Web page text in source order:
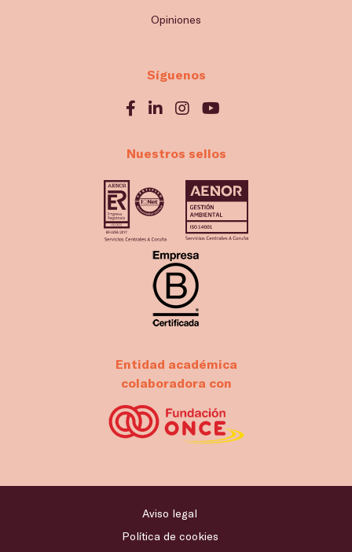
Opiniones
Síguenos
Nuestros sellos
Entidad académica
colaboradora con
Aviso legal
Política de cookies